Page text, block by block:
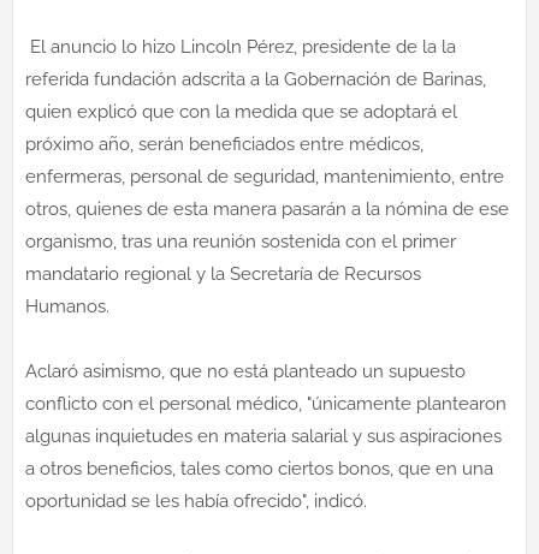
El anuncio lo hizo Lincoln Pérez, presidente de la la
referida fundación adscrita a la Gobernación de Barinas,
quien explicó que con la medida que se adoptará el
próximo año, serán beneficiados entre médicos,
enfermeras, personal de seguridad, mantenimiento, entre
otros, quienes de esta manera pasarán a la nómina de ese
organismo, tras una reunión sostenida con el primer
mandatario regional y la Secretaría de Recursos
Humanos.
Aclaró asimismo, que no está planteado un supuesto
conflicto con el personal médico, "únicamente plantearon
algunas inquietudes en materia salarial y sus aspiraciones
a otros beneficios, tales como ciertos bonos, que en una
oportunidad se les había ofrecido", indicó.